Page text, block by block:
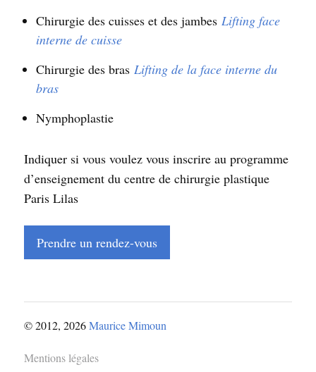
Chirurgie des cuisses et des jambes Lifting face
interne de cuisse
Chirurgie des bras Lifting de la face interne du
bras
Nymphoplastie
Indiquer si vous voulez vous inscrire au programme
d’enseignement du centre de chirurgie plastique
Paris Lilas
Prendre un rendez-vous
© 2012, 2026Maurice Mimoun
Mentions légales